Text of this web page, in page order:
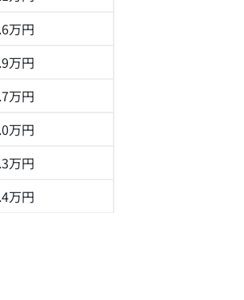
万円
万円
万円
万円
万円
万円